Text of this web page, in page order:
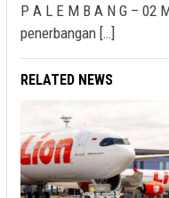
P A L E M B A N G – 02
penerbangan […]
RELATED NEWS